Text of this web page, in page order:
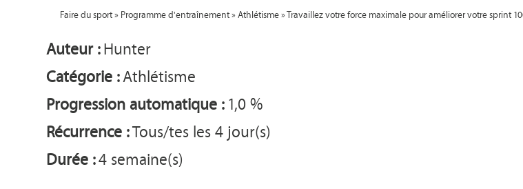
Faire du sport»Programme d'entraînement»Athlétisme»Travaillez votre force maximale pour améliorer votre sprint
Auteur :Hunter
Catégorie :Athlétisme
Progression automatique :1,0 %
Récurrence :Tous/tes les 4 jour(s)
Durée :4 semaine(s)